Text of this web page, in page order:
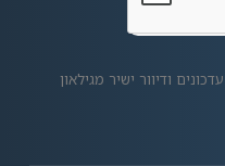
ודיוור ישיר מגילאון